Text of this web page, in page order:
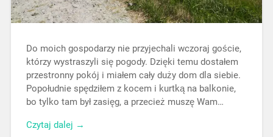
Do moich gospodarzy nie przyjechali wczoraj goście,
którzy wystraszyli się pogody. Dzięki temu dostałem
przestronny pokój i miałem cały duży dom dla siebie.
Popołudnie spędziłem z kocem i kurtką na balkonie,
bo tylko tam był zasięg, a przecież muszę Wam…
Czytaj dalej →